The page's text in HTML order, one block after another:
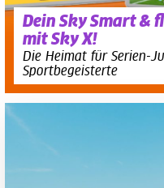
Dein Sky Smart &
mit Sky X!
Die Heimat für Serien-
Sportbegeisterte